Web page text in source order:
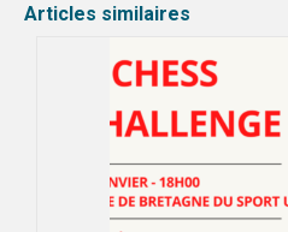
Articles similaires